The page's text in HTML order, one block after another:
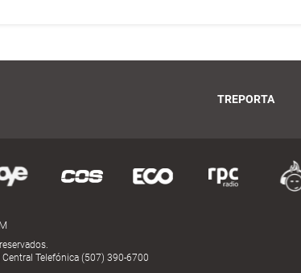
TREPORTA
Telefónica (507) 390-6700